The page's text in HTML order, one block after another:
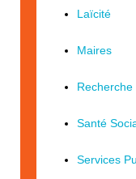
Laïcité
Maires
Santé
Services